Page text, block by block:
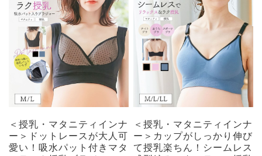
＜授乳・マタニティインナ
ー＞ドットレースが大人可
愛い！吸水パット付きマタ
＜授乳・マタニティインナ
ー＞カップがしっかり伸び
て授乳楽ちん！シームレス